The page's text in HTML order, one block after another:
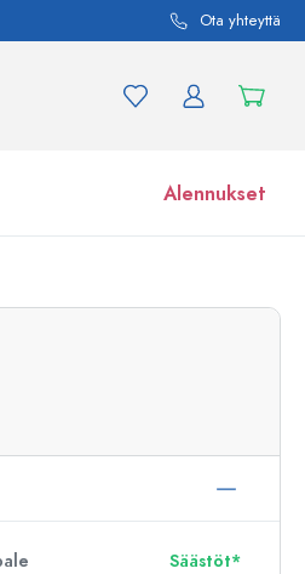
Ota yhteyttä
Alennukset
Säästöt*